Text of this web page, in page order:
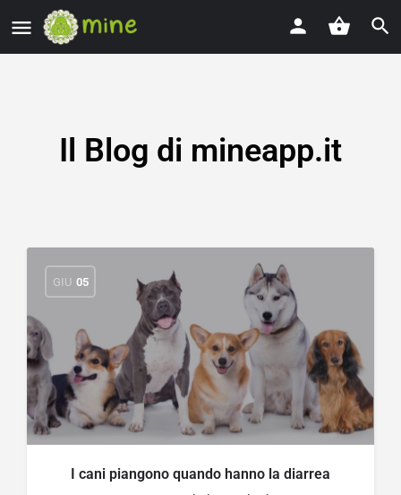
Il Blog di mineapp.it
GIU 05
I cani piangono quando hanno la diarrea